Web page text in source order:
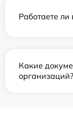
Работаете
Какие
организаций?